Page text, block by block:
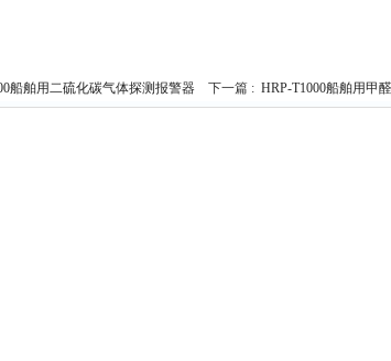
船舶用二硫化碳气体探测报警器 下一篇 : HRP-T1000船舶用甲